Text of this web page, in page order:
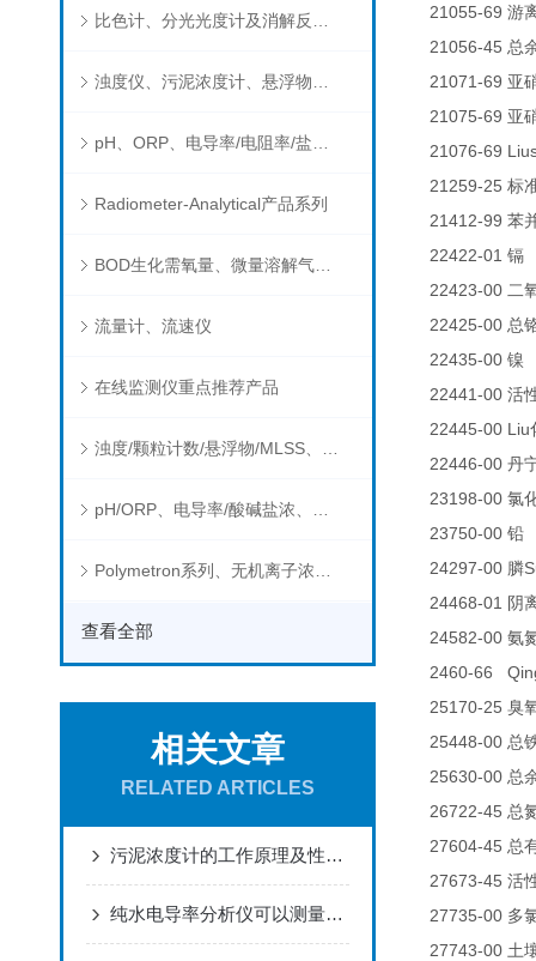
Radiometer-Analytical产品系列
BOD生化需氧量、微量溶解气体和现场水质测试组件以及其他分析仪
流量计、流速仪
在线监测仪重点推荐产品
查看全部
相关文章
RELATED ARTICLES
污泥浓度计的工作原理及性能特点
纯水电导率分析仪可以测量哪些物质的电导率？
21055-69 游
21056-45 总
21071-69 亚
21075-69 亚
21076-69
21259-25 标
21412-99 苯
22422-01 镉
22423-00 二
22425-00 总
22435-00 镍
22441-00 活
22445-00 Liu
22446-00 丹
23198-00 氯
23750-00 铅
24297-00 膦
24468-01
阴
24582-00 氨
2460-66
25170-25 臭
25448-00 总
25630-00 总
26722-45 总
27604-45 总
27673-45 活
27735-00 多
27743-00 土